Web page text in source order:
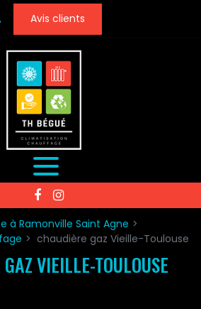
Avis clients
à Ramonville Saint Agne
chaudière gaz Vieille-Toulouse
VIEILLE-TOULOUSE
cookies